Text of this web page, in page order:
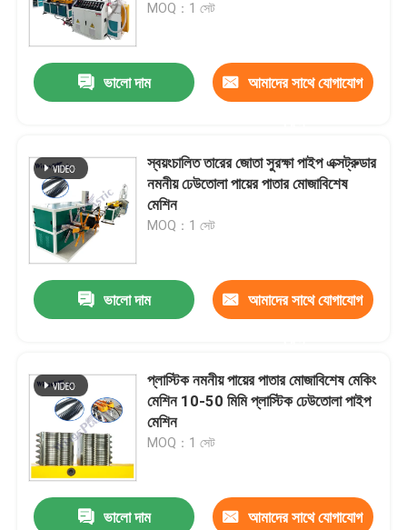
পণ্য
আমাদের সম্পর্কে
কারখানা ভ্রমণ
MOQ：1 সেট
ভালো দাম আমাদের সাথে যোগাযোগ
স্বয়ংচালিত তারের জোতা সুরক্ষা পাইপ এক্সট্রুডার
নমনীয় ঢেউতোলা পায়ের পাতার মোজাবিশেষ
মেশিন
MOQ：1 সেট
ভালো দাম আমাদের সাথে যোগাযোগ
প্লাস্টিক নমনীয় পায়ের পাতার মোজাবিশেষ মেকিং
মেশিন 10-50 মিমি প্লাস্টিক ঢেউতোলা পাইপ
মেশিন
MOQ：1 সেট
ভালো দাম আমাদের সাথে যোগাযোগ